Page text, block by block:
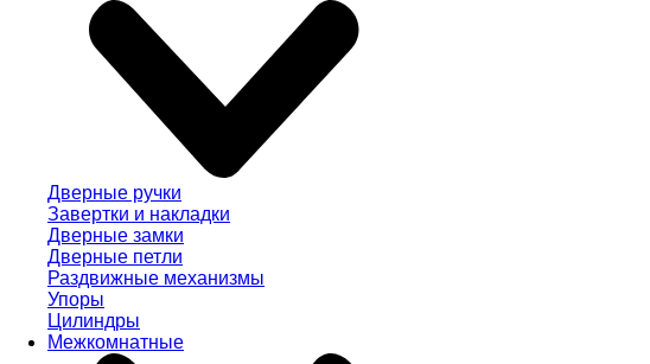
Дверные ручки
Завертки и накладки
Дверные замки
Дверные петли
Раздвижные механизмы
Упоры
Цилиндры
Межкомнатные